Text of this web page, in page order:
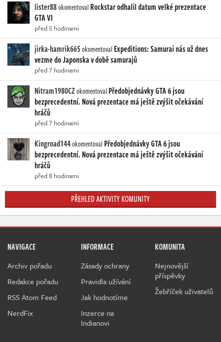
lister88okomentoval Rockstar odhalil datum velké prezentace
GTA VI
před 5 hodinami
jirka-hamrik665okomentoval Expeditions: Samurai nás už dnes
vezme do Japonska v době samurajů
před 7 hodinami
Nitram1980CZokomentoval Předobjednávky GTA 6 jsou
bezprecedentní. Nová prezentace má ještě zvýšit očekávání
hráčů
před 7 hodinami
Kingroad144okomentoval Předobjednávky GTA 6 jsou
bezprecedentní. Nová prezentace má ještě zvýšit očekávání
hráčů
před 8 hodinami
PŘEHLED AKTIVITY KOMUNITY
NAVIGACE
Archiv pořadu
Redakce pořadu
RSS Atom Feed
NerdFix
INFORMACE
Zásady ochrany
Pravidla užívání
Jak hodnotíme
Inzerce na
Indianovi
KOMUNITA
Nejnovější
příspěvky
Žebříček uživatelů